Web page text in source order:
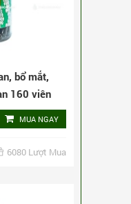
bổ mắt,
240 viên
MUA NGAY